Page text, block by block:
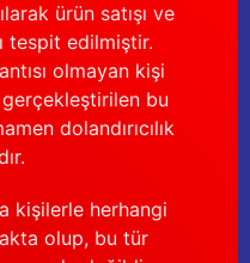
ürün satışı ve
tespit edilmiştir.
olmayan kişi
bu
dolandırıcılık
kişilerle herhangi
olup, bu tür